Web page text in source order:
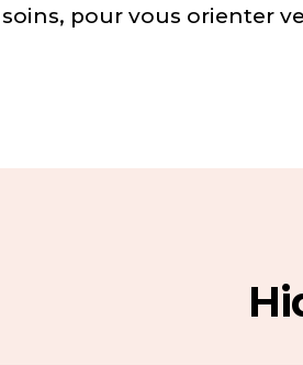
pour vous orienter